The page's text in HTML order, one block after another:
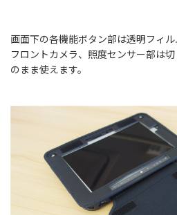
画面下の各機能ボタン部は透明フィル
フロントカメラ、照度センサー部は
のまま使えます。